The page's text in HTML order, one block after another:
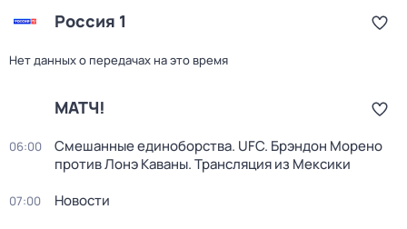
Россия 1
Нет данных о передачах на это время
МАТЧ!
06:00
Смешанные единоборства. UFC. Брэндон Морено
против Лонэ Каваны. Трансляция из Мексики
07:00 Новости